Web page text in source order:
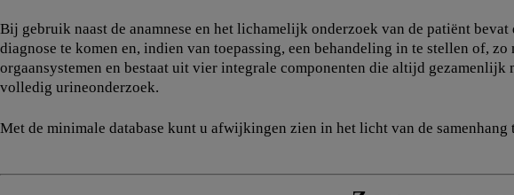
Bij gebruik naast de anamnese en het lichamelijk onderzoek van de patiënt
diagnose te komen en, indien van toepassing, een behandeling in te stellen of,
orgaansystemen en bestaat uit vier integrale componenten die altijd
volledig urineonderzoek.
Met de minimale database kunt u afwijkingen zien in het licht van de